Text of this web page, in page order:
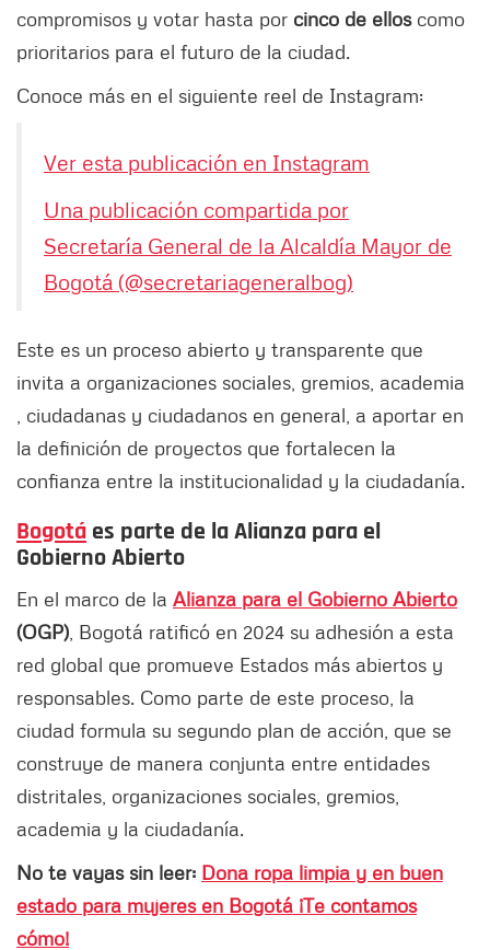
compromisos y votar hasta por cinco de elloscomo
prioritarios para el futuro de la ciudad.
Conoce más en el siguiente reel de Instagram:
Ver esta publicación en Instagram
Una publicación compartida por
Secretaría General de la Alcaldía Mayor de
Bogotá (@secretariageneralbog)
Este es un proceso abierto y transparente que
invita a organizaciones sociales, gremios, academia
, ciudadanas y ciudadanos en general, a aportar en
la definición de proyectos que fortalecen la
confianza entre la institucionalidad y la ciudadanía.
Bogotá es parte de la Alianza para el
Gobierno Abierto
En el marco de la Alianza para el Gobierno Abierto
(OGP) , Bogotá ratificó en 2024 su adhesión a esta
red global que promueve Estados más abiertos y
responsables. Como parte de este proceso, la
ciudad formula su segundo plan de acción, que se
construye de manera conjunta entre entidades
distritales, organizaciones sociales, gremios,
academia y la ciudadanía.
No te vayas sin leer: Dona ropa limpia y en buen
estado para mujeres en Bogotá ¡Te contamos
cómo!